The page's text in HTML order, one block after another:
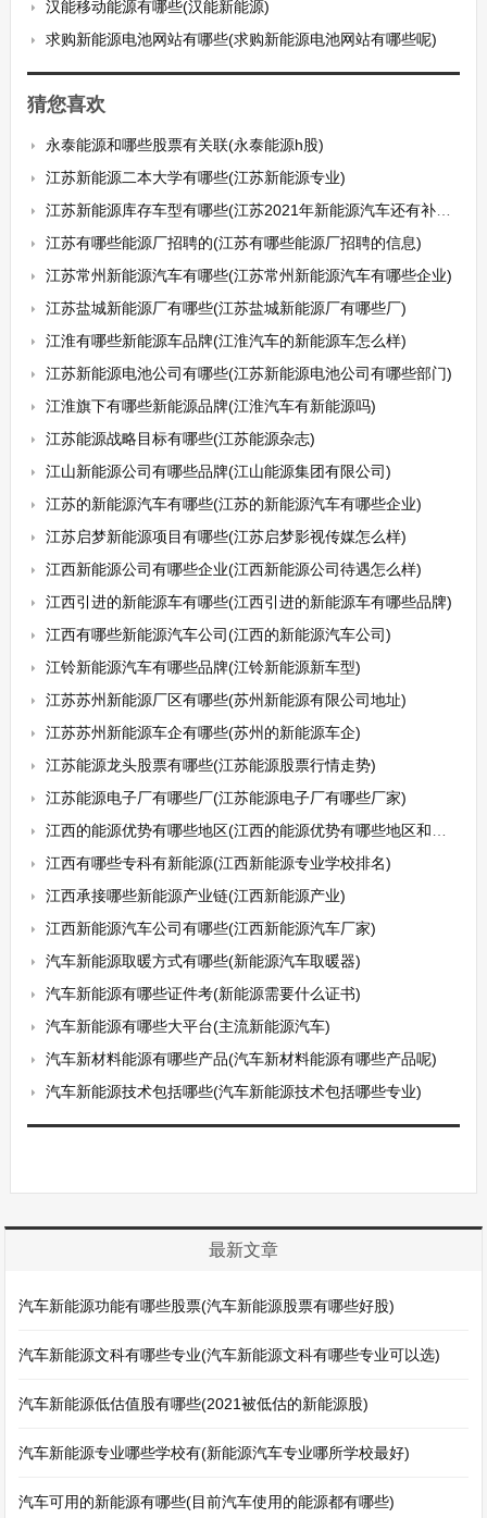
汉能移动能源有哪些(汉能新能源)
求购新能源电池网站有哪些(求购新能源电池网站有哪些呢)
猜您喜欢
永泰能源和哪些股票有关联(永泰能源h股)
江苏新能源二本大学有哪些(江苏新能源专业)
江苏新能源库存车型有哪些(江苏2021年新能源汽车还有补贴吗)
江苏有哪些能源厂招聘的(江苏有哪些能源厂招聘的信息)
江苏常州新能源汽车有哪些(江苏常州新能源汽车有哪些企业)
江苏盐城新能源厂有哪些(江苏盐城新能源厂有哪些厂)
江淮有哪些新能源车品牌(江淮汽车的新能源车怎么样)
江苏新能源电池公司有哪些(江苏新能源电池公司有哪些部门)
江淮旗下有哪些新能源品牌(江淮汽车有新能源吗)
江苏能源战略目标有哪些(江苏能源杂志)
江山新能源公司有哪些品牌(江山能源集团有限公司)
江苏的新能源汽车有哪些(江苏的新能源汽车有哪些企业)
江苏启梦新能源项目有哪些(江苏启梦影视传媒怎么样)
江西新能源公司有哪些企业(江西新能源公司待遇怎么样)
江西引进的新能源车有哪些(江西引进的新能源车有哪些品牌)
江西有哪些新能源汽车公司(江西的新能源汽车公司)
江铃新能源汽车有哪些品牌(江铃新能源新车型)
江苏苏州新能源厂区有哪些(苏州新能源有限公司地址)
江苏苏州新能源车企有哪些(苏州的新能源车企)
江苏能源龙头股票有哪些(江苏能源股票行情走势)
江苏能源电子厂有哪些厂(江苏能源电子厂有哪些厂家)
江西的能源优势有哪些地区(江西的能源优势有哪些地区和特点)
江西有哪些专科有新能源(江西新能源专业学校排名)
江西承接哪些新能源产业链(江西新能源产业)
江西新能源汽车公司有哪些(江西新能源汽车厂家)
汽车新能源取暖方式有哪些(新能源汽车取暖器)
汽车新能源有哪些证件考(新能源需要什么证书)
汽车新能源有哪些大平台(主流新能源汽车)
汽车新材料能源有哪些产品(汽车新材料能源有哪些产品呢)
汽车新能源技术包括哪些(汽车新能源技术包括哪些专业)
最新文章
汽车新能源功能有哪些股票(汽车新能源股票有哪些好股)
汽车新能源文科有哪些专业(汽车新能源文科有哪些专业可以选)
汽车新能源低估值股有哪些(2021被低估的新能源股)
汽车新能源专业哪些学校有(新能源汽车专业哪所学校最好)
汽车可用的新能源有哪些(目前汽车使用的能源都有哪些)